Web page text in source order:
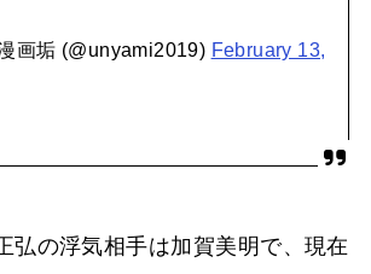
画垢 (@unyami2019) February 13,
弘の浮気相手は加賀美明で、現在